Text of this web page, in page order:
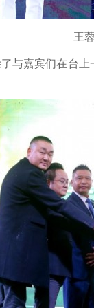
王蓉
嘉宾们在台上